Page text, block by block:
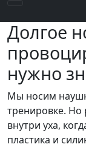
Долгое
нужно
Мы носим
тренировке. Но
внутри уха,
пластика и